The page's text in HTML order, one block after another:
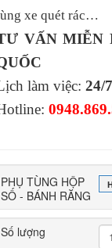
xe quét rác…
VẤN MIỄN
làm việc: 24/7
PHỤ TÙNG HỘP
SỐ - BÁNH RĂNG
Số lượng